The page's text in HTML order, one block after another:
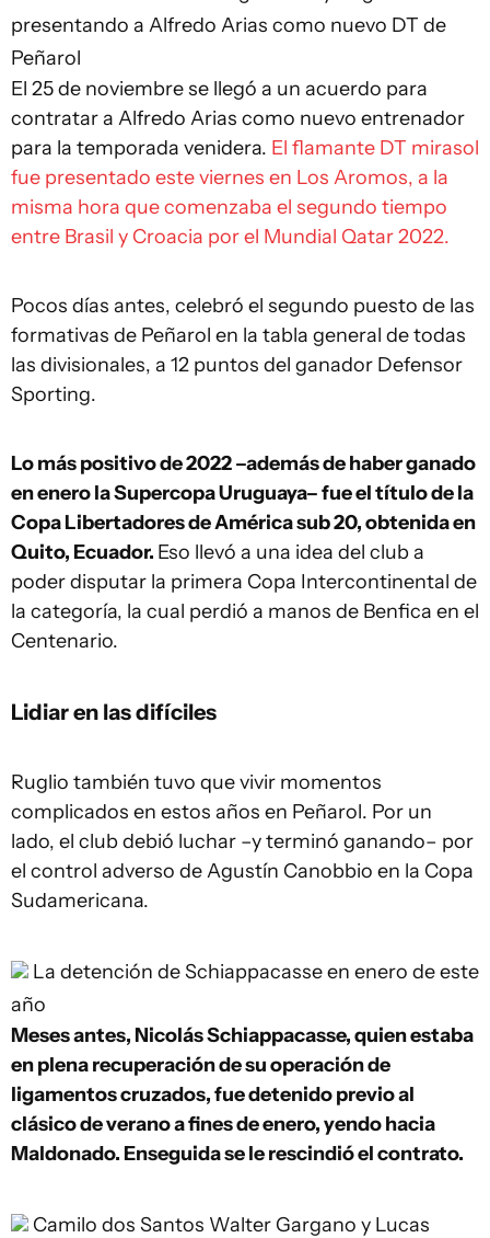
presentando a Alfredo Arias como nuevo DT de
Peñarol
El 25 de noviembre se llegó a un acuerdo para
contratar a Alfredo Arias como nuevo entrenador
para la temporada venidera. El flamante DT mirasol
fue presentado este viernes en Los Aromos, a la
misma hora que comenzaba el segundo tiempo
entre Brasil y Croacia por el Mundial Qatar 2022.
Pocos días antes, celebró el segundo puesto de las
formativas de Peñarol en la tabla general de todas
las divisionales, a 12 puntos del ganador Defensor
Sporting.
Lo más positivo de 2022 –además de haber ganado
en enero la Supercopa Uruguaya– fue el título de la
Copa Libertadores de América sub 20, obtenida en
Quito, Ecuador. Eso llevó a una idea del club a
poder disputar la primera Copa Intercontinental de
la categoría, la cual perdió a manos de Benfica en el
Centenario.
Lidiar en las difíciles
Ruglio también tuvo que vivir momentos
complicados en estos años en Peñarol. Por un
lado, el club debió luchar –y terminó ganando– por
el control adverso de Agustín Canobbio en la Copa
Sudamericana.
La detención de Schiappacasse en enero de este
año
Meses antes, Nicolás Schiappacasse, quien estaba
en plena recuperación de su operación de
ligamentos cruzados, fue detenido previo al
clásico de verano a fines de enero, yendo hacia
Maldonado. Enseguida se le rescindió el contrato.
Camilo dos Santos Walter Gargano y Lucas